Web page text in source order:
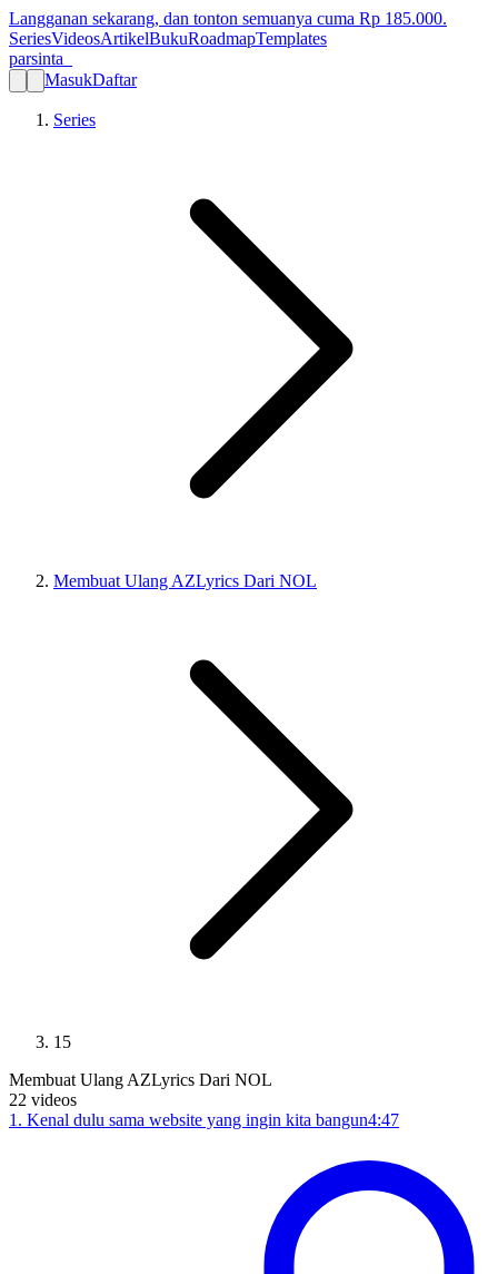
Langganan sekarang, dan tonton semuanya cuma Rp 185.000.
SeriesVideosArtikelBukuRoadmapTemplates
parsinta_
MasukDaftar
Series
Membuat Ulang AZLyrics Dari NOL
15
Membuat Ulang AZLyrics Dari NOL
22 videos
1 . Kenal dulu sama website yang ingin kita bangun4:47